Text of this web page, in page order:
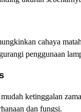
cahaya
penggunaan
ketinggalan
dan fungsi.